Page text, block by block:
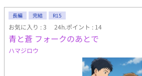
◯青柳 竜司 プロ野球選手。36歳。 海斗
っと一緒に野球をやっていた。 蒼司の兄
務職員。36歳 高校時代からの海斗の友人
タイプ。 ◯佐伯 青 蒼陵高校 保健体育教
25歳。 蒼陵高校野球部出身。 恩師である
る。 教員宿舎で、恋人蒼太と暮らして
事務職員。24歳。 青と同じく、蒼陵高校
長編 完結 R15
お気に入り : 3 24h.ポイント : 14
青と蒼 フォークのあとで
ハマジロウ